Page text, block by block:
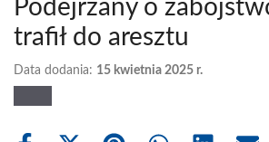
Podejrzany o
trafił do aresztu
Data dodania: 15 kwietnia 2025 r.